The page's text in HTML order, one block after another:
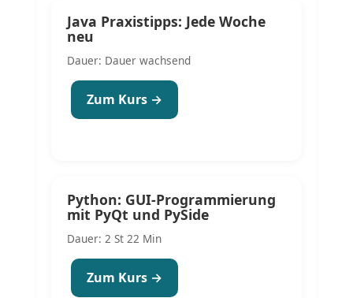
Java Praxistipps: Jede Woche
neu
Dauer: Dauer wachsend
Zum Kurs →
Python: GUI-Programmierung
mit PyQt und PySide
Dauer: 2 St 22 Min
Zum Kurs →